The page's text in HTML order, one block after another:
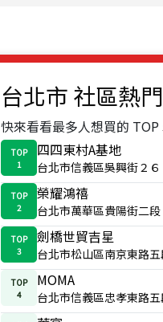
台北市 社區熱
快來看看最多人想買的 TOP
TOP
1
四四東村A基地
台北市信義區吳興街２
TOP
2
榮耀鴻禧
台北市萬華區貴陽街二
TOP
3
劍橋世貿吉星
台北市松山區南京東路
TOP
4
MOMA
台北市信義區忠孝東路